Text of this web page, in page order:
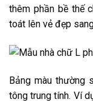
thêm phần bề thế
toát lên vẻ đẹp
Bảng màu thường
tông trung tính. Ví